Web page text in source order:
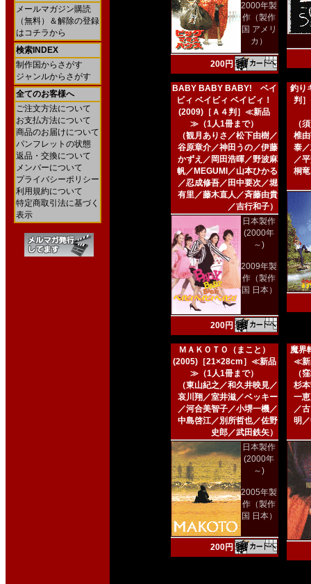
メールマガジン購読
（無料）＆解除の登録
はコチラから
検索INDEX
制作国からさがす
ジャンルからさがす
全てのお客様へ
ご注文方法について
お支払方法について
商品のお届けについて
パンフレットの状態
返品・交換について
メンバーについて
プライバシーポリシー
利用規約について
特定商取引法に基づく
表示
2000年製
作（製作
国 アメリ
カ）
200円
BABY BABY BABY! ベイ
ビィ ベイビィ ベイビィ！
(2009)［Ａ４判］≪新品
≫（1人1冊まで）
（観月ありさ／松下由樹／
谷原章介／神田うの／伊藤
かずえ／岡田浩暉／野波麻
帆／MEGUMI／山本ひかる
／忍成修吾／田中要次／堀
有里／藤木直人／斉藤由貴
／吉行和子）
日本製作
(2000年
～)
2009年製
作（製作
国 日本）
200円
釣り
判
（
椎
泰
／
桐
ＭＡＫＯＴＯ（まこと）
(2005)［21×28cm］≪新品
≫（1人1冊まで）
（東山紀之／和久井映見／
哀川翔／室井滋／ベッキー
／河合美智子／小堺一機／
中島啓江／別所哲也／佐野
史郎／武田鉄矢）
日本製作
(2000年
～)
2005年製
作（製作
国 日本）
200円
魔界
≪新
（
杉
一
／
明